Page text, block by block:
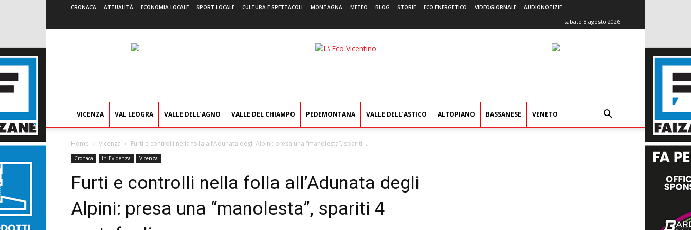
CRONACA ATTUALITÀ ECONOMIA LOCALE SPORT LOCALE CULTURA E SPETTACOLI MONTAGNA METEO BLOG STORIE ECO ENERGETICO VIDEOGIORNALE AUDIONOTIZIE
sabato 8 agosto 2026
L'Eco
VICENZA VAL LEOGRA VALLE DELL’AGNO VALLE DEL CHIAMPO PEDEMONTANA VALLE DELL’ASTICO ALTOPIANO BASSANESE VENETO
Home Vicenza Furti e controlli nella folla all’Adunata degli Alpini: presa una “manolesta”, spariti...
Cronaca In Evidenza Vicenza
Furti e controlli nella folla all’Adunata degli
Alpini: presa una “manolesta”, spariti 4